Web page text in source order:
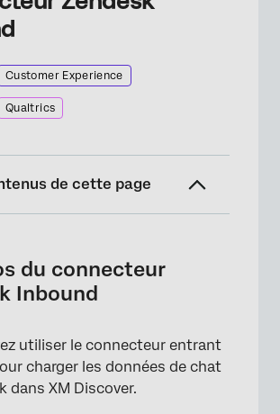
Customer Experience
Qualtrics
de cette page
d’un job Zendesk Inbound
données par défaut
du connecteur
Inbound
utiliser le connecteur entrant
charger les données de chat
dans XM Discover.